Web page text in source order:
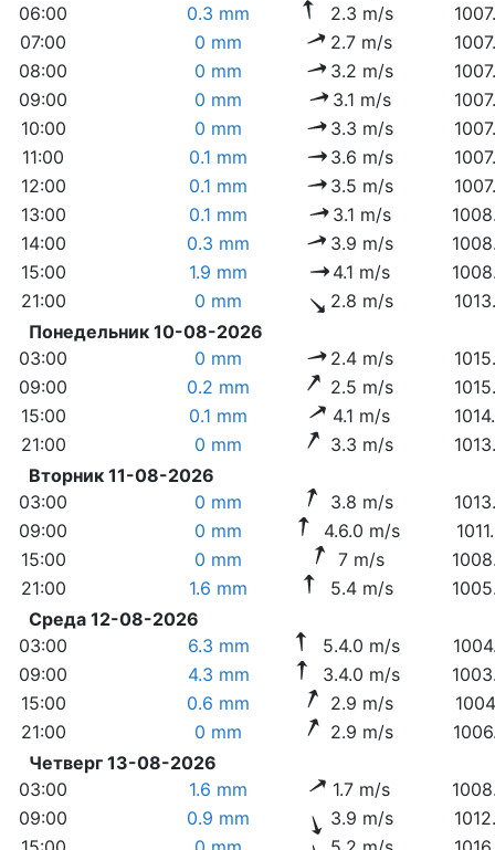
06:00
0.3 mm 2.3 m/s
07:00
0 mm 2.7 m/s
08:00
0 mm 3.2 m/s
09:00
0 mm 3.1 m/s
10:00
0 mm 3.3 m/s
11:00
0.1 mm 3.6 m/s
12:00
0.1 mm 3.5 m/s
13:00
0.1 mm 3.1 m/s
14:00
0.3 mm 3.9 m/s
15:00
1.9 mm 4.1 m/s
21:00
0 mm 2.8 m/s
Понедельник 10-08-2026
03:00
0 mm 2.4 m/s
09:00
0.2 mm 2.5 m/s
15:00
0.1 mm 4.1 m/s
21:00
0 mm 3.3 m/s
Вторник 11-08-2026
03:00
0 mm 3.8 m/s
09:00
0 mm 4.6.0 m/s
15:00
0 mm 7 m/s
21:00
1.6 mm 5.4 m/s
Среда 12-08-2026
03:00
6.3 mm 5.4.0 m/s
09:00
4.3 mm 3.4.0 m/s
15:00
0.6 mm 2.9 m/s
21:00
0 mm 2.9 m/s
Четверг 13-08-2026
03:00
1.6 mm 1.7 m/s
09:00
0.9 mm 3.9 m/s